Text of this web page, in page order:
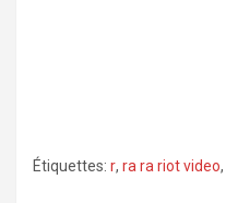
Étiquettes: r, ra ra riot video,